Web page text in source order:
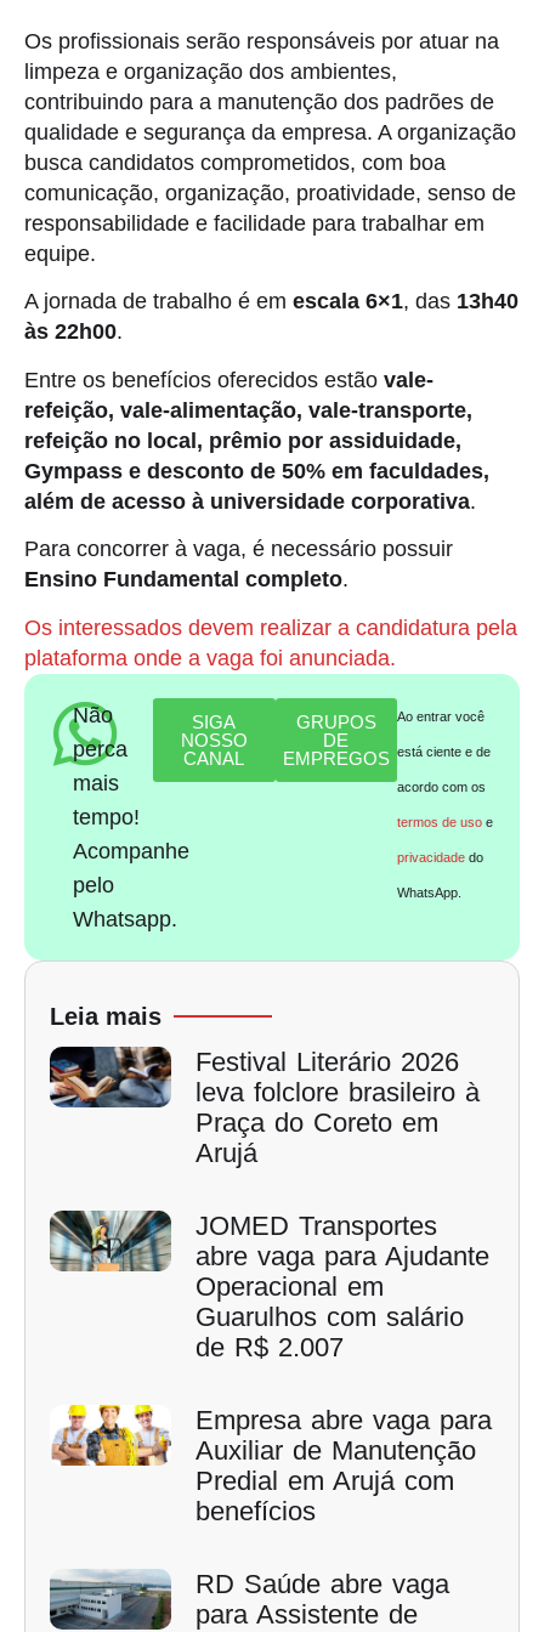
Os profissionais serão responsáveis por atuar na
limpeza e organização dos ambientes,
contribuindo para a manutenção dos padrões de
qualidade e segurança da empresa. A organização
busca candidatos comprometidos, com boa
comunicação, organização, proatividade, senso de
responsabilidade e facilidade para trabalhar em
equipe.
A jornada de trabalho é em escala 6×1, das 13h40
às 22h00.
Entre os benefícios oferecidos estão vale-
refeição, vale-alimentação, vale-transporte,
refeição no local, prêmio por assiduidade,
Gympass e desconto de 50% em faculdades,
além de acesso à universidade corporativa.
Para concorrer à vaga, é necessário possuir
Ensino Fundamental completo.
Os interessados devem realizar a candidatura pela
plataforma onde a vaga foi anunciada.
Não
perca
mais
tempo!
Acompanhe
pelo
Whatsapp.
SIGA
NOSSO
CANAL
GRUPOS
DE
EMPREGOS
Ao entrar você
está ciente e de
acordo com os
termos de uso e
privacidade do
WhatsApp.
Leia mais
Festival Literário 2026
leva folclore brasileiro à
Praça do Coreto em
Arujá
JOMED Transportes
abre vaga para Ajudante
Operacional em
Guarulhos com salário
de R$ 2.007
Empresa abre vaga para
Auxiliar de Manutenção
Predial em Arujá com
benefícios
RD Saúde abre vaga
para Assistente de